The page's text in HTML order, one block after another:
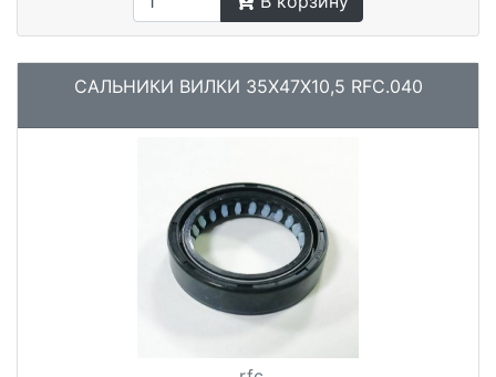
САЛЬНИКИ ВИЛКИ 35X47X10,5 RFC.040